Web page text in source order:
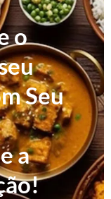
o
Seu
a